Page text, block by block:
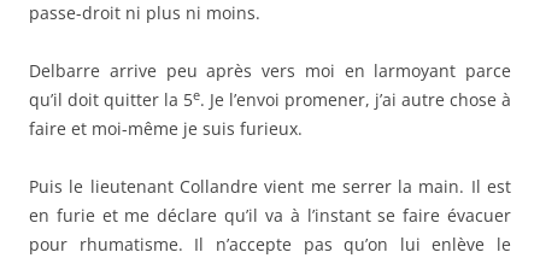
passe-droit ni plus ni moins.
Delbarre arrive peu après vers moi en larmoyant parce
qu’il doit quitter la 5e. Je l’envoi promener, j’ai autre chose à
faire et moi-même je suis furieux.
Puis le lieutenant Collandre vient me serrer la main. Il est
en furie et me déclare qu’il va à l’instant se faire évacuer
pour rhumatisme. Il n’accepte pas qu’on lui enlève le